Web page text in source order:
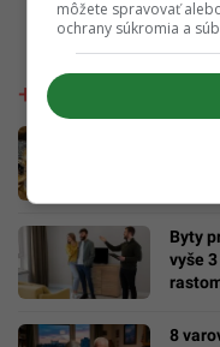
Byty
vyše
8
môžete spravovať
ochrany súkromia a